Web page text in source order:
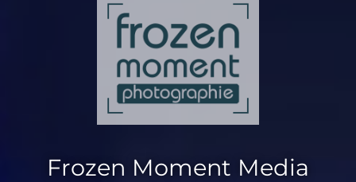
Frozen Moment Media